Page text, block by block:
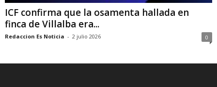
ICF confirma que la osamenta hallada en
finca de Villalba era...
Redaccion Es Noticia - 2 julio 2026 0